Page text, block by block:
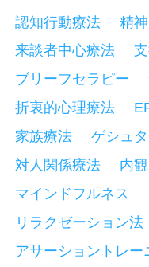
認知行動療法
精
来談者中心療法
ブリーフセラピー
折衷的心理療法
家族療法
ゲシュ
対人関係療法
内観
マインドフルネス
リラクゼーション法
アサーショントレー